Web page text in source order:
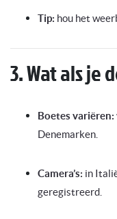
Tip: hou het
3. Wat als je
Boetes variëren:
Denemarken.
Camera’s: in
geregistreerd.